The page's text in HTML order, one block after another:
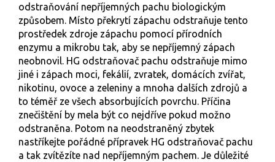
odstraňování nepříjemných pachu biologickým
způsobem. Místo překrytí zápachu odstraňuje tento
prostředek zdroje zápachu pomocí přírodních
enzymu a mikrobu tak, aby se nepříjemný zápach
neobnovil. HG odstraňovač pachu odstraňuje mimo
jiné i zápach moci, fekálií, zvratek, domácích zvířat,
nikotinu, ovoce a zeleniny a mnoha dalších zdrojů a
to téměř ze všech absorbujících povrchu. Příčina
znečištění by mela být co nejdříve pokud možno
odstraněna. Potom na neodstraněný zbytek
nastříkejte pořádné přípravek HG odstraňovač pachu
a tak zvítězíte nad nepříjemným pachem. Je důležité